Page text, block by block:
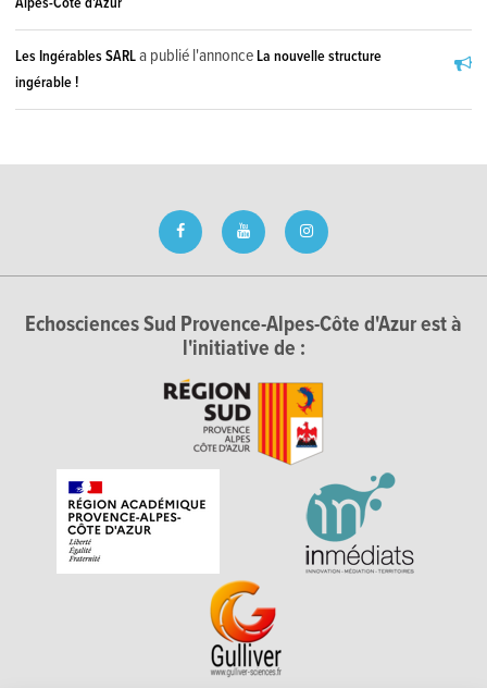
Les Ingérables SARLa publié l'annonceLa nouvelle structure
ingérable !
Echosciences Sud Provence-Alpes-Côte d'Azur est à
l'initiative de :